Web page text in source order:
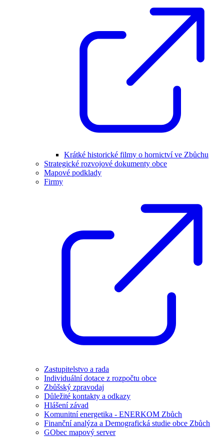
Krátké historické filmy o hornictví ve Zbůchu
Strategické rozvojové dokumenty obce
Mapové podklady
Firmy
Zastupitelstvo a rada
Individuální dotace z rozpočtu obce
Zbůšský zpravodaj
Důležité kontakty a odkazy
Hlášení závad
Komunitní energetika - ENERKOM Zbůch
Finanční analýza a Demografická studie obce Zbůch
GObec mapový server